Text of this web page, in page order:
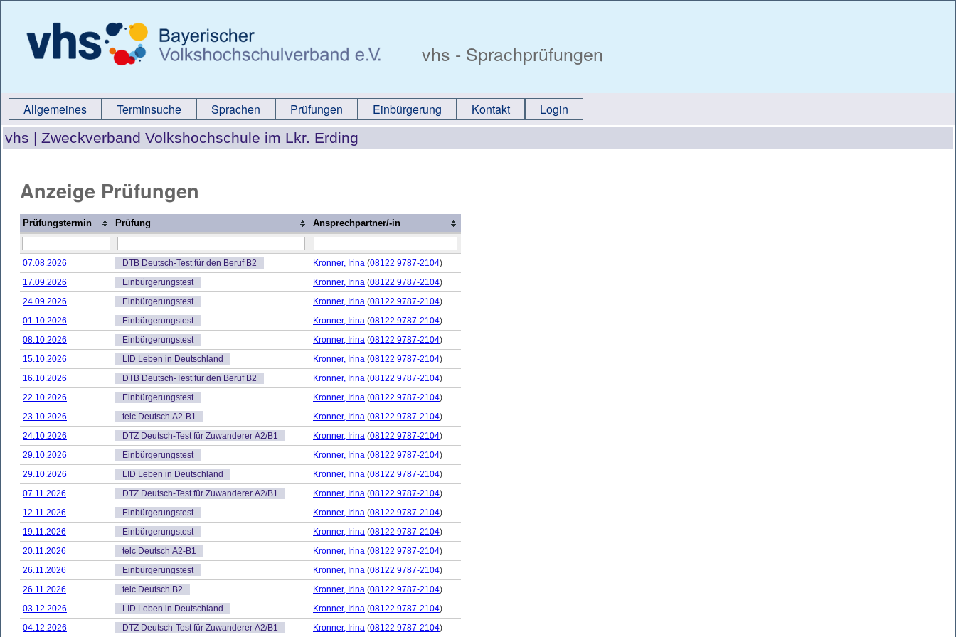
vhs - Sprachprüfungen
Allgemeines Terminsuche Sprachen Prüfungen Einbürgerung Kontakt Login
vhs | Zweckverband Volkshochschule im Lkr. Erding
Anzeige Prüfungen
Prüfungstermin Prüfung Ansprechpartner/-in
07.08.2026 DTB Deutsch-Test für den Beruf B2 Kronner, Irina (08122 9787-2104)
17.09.2026
Einbürgerungstest Kronner, Irina (08122 9787-2104)
24.09.2026
Einbürgerungstest Kronner, Irina (08122 9787-2104)
01.10.2026
Einbürgerungstest Kronner, Irina (08122 9787-2104)
08.10.2026
Einbürgerungstest Kronner, Irina (08122 9787-2104)
15.10.2026
LID Leben in Deutschland Kronner, Irina (08122 9787-2104)
16.10.2026
DTB Deutsch-Test für den Beruf B2 Kronner, Irina (08122 9787-2104)
22.10.2026
Einbürgerungstest Kronner, Irina (08122 9787-2104)
23.10.2026
telc Deutsch A2-B1 Kronner, Irina (08122 9787-2104)
24.10.2026
DTZ Deutsch-Test für Zuwanderer A2/B1 Kronner, Irina (08122 9787-2104)
29.10.2026
Einbürgerungstest Kronner, Irina (08122 9787-2104)
29.10.2026
LID Leben in Deutschland Kronner, Irina (08122 9787-2104)
07.11.2026
DTZ Deutsch-Test für Zuwanderer A2/B1 Kronner, Irina (08122 9787-2104)
12.11.2026
Einbürgerungstest Kronner, Irina (08122 9787-2104)
19.11.2026
Einbürgerungstest Kronner, Irina (08122 9787-2104)
20.11.2026
telc Deutsch A2-B1 Kronner, Irina (08122 9787-2104)
26.11.2026
Einbürgerungstest Kronner, Irina (08122 9787-2104)
26.11.2026
telc Deutsch B2 Kronner, Irina (08122 9787-2104)
03.12.2026
LID Leben in Deutschland Kronner, Irina (08122 9787-2104)
04.12.2026
DTZ Deutsch-Test für Zuwanderer A2/B1 Kronner, Irina (08122 9787-2104)